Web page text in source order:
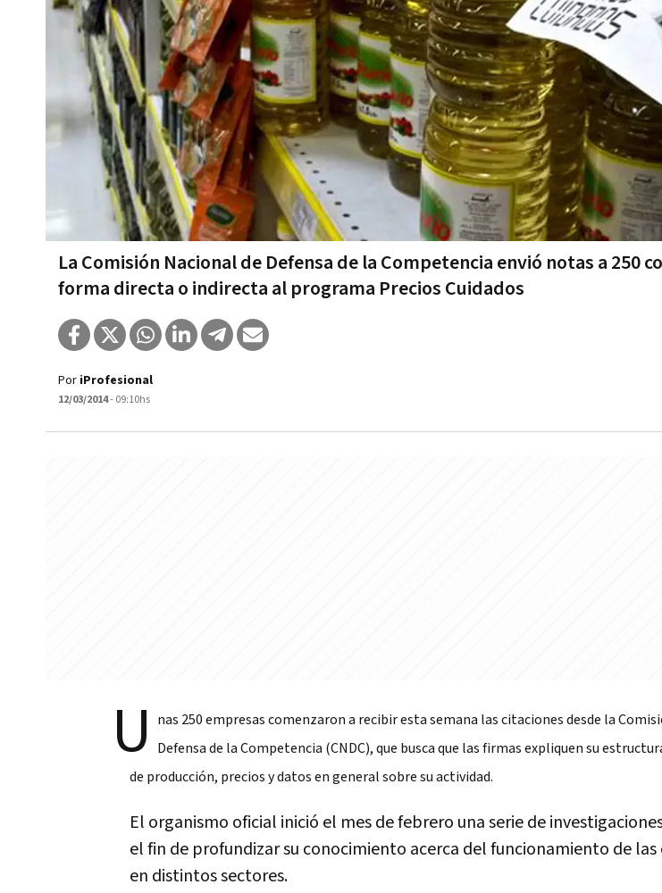
La Comisión Nacional de Defensa de la Competencia envió notas a 250
forma directa o indirecta al programa Precios Cuidados
Por iProfesional
12/03/2014- 09:10hs
U
nas 250 empresas comenzaron a recibir esta semana las citaciones desde la
Defensa de la Competencia (CNDC), que busca que las firmas expliquen su
de producción, precios y datos en general sobre su actividad.
El organismo oficial inició el mes de febrero una serie de
el fin de profundizar su conocimiento acerca del funcionamiento de las
en distintos sectores.